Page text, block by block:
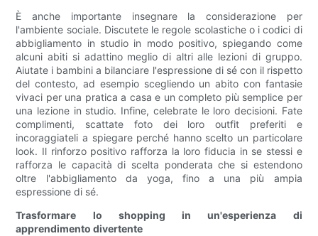
È anche importante insegnare la considerazione per
l'ambiente sociale. Discutete le regole scolastiche o i codici di
abbigliamento in studio in modo positivo, spiegando come
alcuni abiti si adattino meglio di altri alle lezioni di gruppo.
Aiutate i bambini a bilanciare l'espressione di sé con il rispetto
del contesto, ad esempio scegliendo un abito con fantasie
vivaci per una pratica a casa e un completo più semplice per
una lezione in studio. Infine, celebrate le loro decisioni. Fate
complimenti, scattate foto dei loro outfit preferiti e
incoraggiateli a spiegare perché hanno scelto un particolare
look. Il rinforzo positivo rafforza la loro fiducia in se stessi e
rafforza le capacità di scelta ponderata che si estendono
oltre l'abbigliamento da yoga, fino a una più ampia
espressione di sé.
Trasformare lo shopping in un'esperienza di
apprendimento divertente